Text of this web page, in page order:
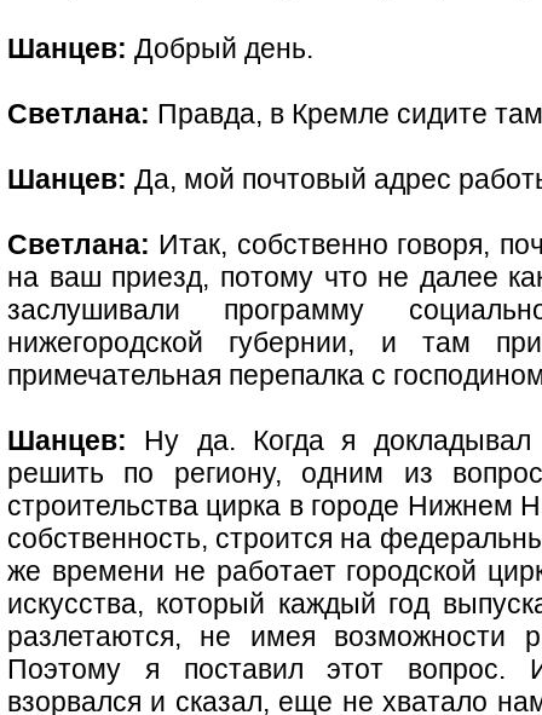
Шанцев: Добрый день.
Светлана: Правда, в Кремле сидите
Шанцев: Да, мой почтовый адрес
Светлана: Итак, собственно говоря,
на ваш приезд, потому что не далее
заслушивали программу
нижегородской губернии, и там
примечательная перепалка с
Шанцев: Ну да. Когда я
решить по региону, одним из
строительства цирка в городе Нижнем
собственность, строится на
же времени не работает городской
искусства, который каждый год
разлетаются, не имея возможности
Поэтому я поставил этот вопрос.
взорвался и сказал, еще не хватало